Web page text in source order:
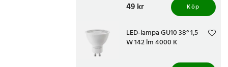
Pris:49 kr
49 kr Köp
LED-lampa GU10 38° 1,5
W 142 lm 4000 K